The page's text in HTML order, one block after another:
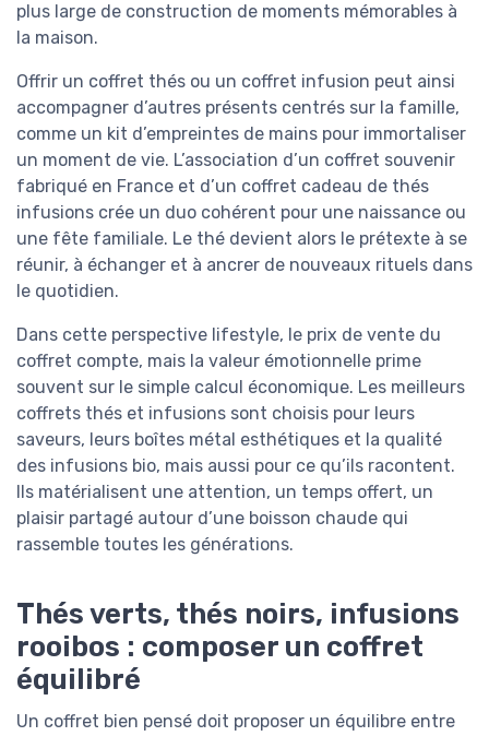
plus large de construction de moments mémorables à
la maison.
Offrir un coffret thés ou un coffret infusion peut ainsi
accompagner d’autres présents centrés sur la famille,
comme un kit d’empreintes de mains pour immortaliser
un moment de vie. L’association d’un coffret souvenir
fabriqué en France et d’un coffret cadeau de thés
infusions crée un duo cohérent pour une naissance ou
une fête familiale. Le thé devient alors le prétexte à se
réunir, à échanger et à ancrer de nouveaux rituels dans
le quotidien.
Dans cette perspective lifestyle, le prix de vente du
coffret compte, mais la valeur émotionnelle prime
souvent sur le simple calcul économique. Les meilleurs
coffrets thés et infusions sont choisis pour leurs
saveurs, leurs boîtes métal esthétiques et la qualité
des infusions bio, mais aussi pour ce qu’ils racontent.
Ils matérialisent une attention, un temps offert, un
plaisir partagé autour d’une boisson chaude qui
rassemble toutes les générations.
Thés verts, thés noirs, infusions
rooibos : composer un coffret
équilibré
Un coffret bien pensé doit proposer un équilibre entre